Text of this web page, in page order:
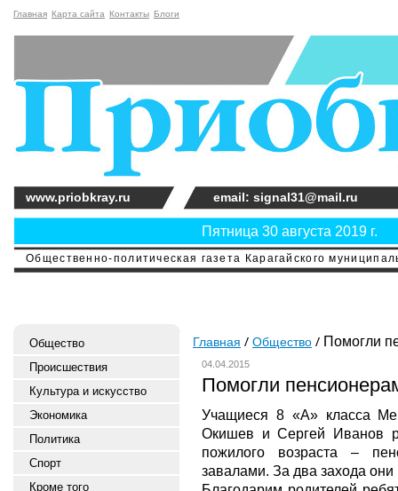
Главная Карта сайта Контакты Блоги
Общественно-политическая газета Карагайского
Пятница 30 августа 2019 г.
www.priobkray.ru email: signal31@mail.ru
Общество
Происшествия
Культура и искусство
Экономика
Политика
Спорт
Кроме того
Главная Общество Помогли
04.04.2015
Помогли
Учащиеся 8 «А» класса
Окишев и Сергей Иванов
пожилого возраста –
завалами. За два захода